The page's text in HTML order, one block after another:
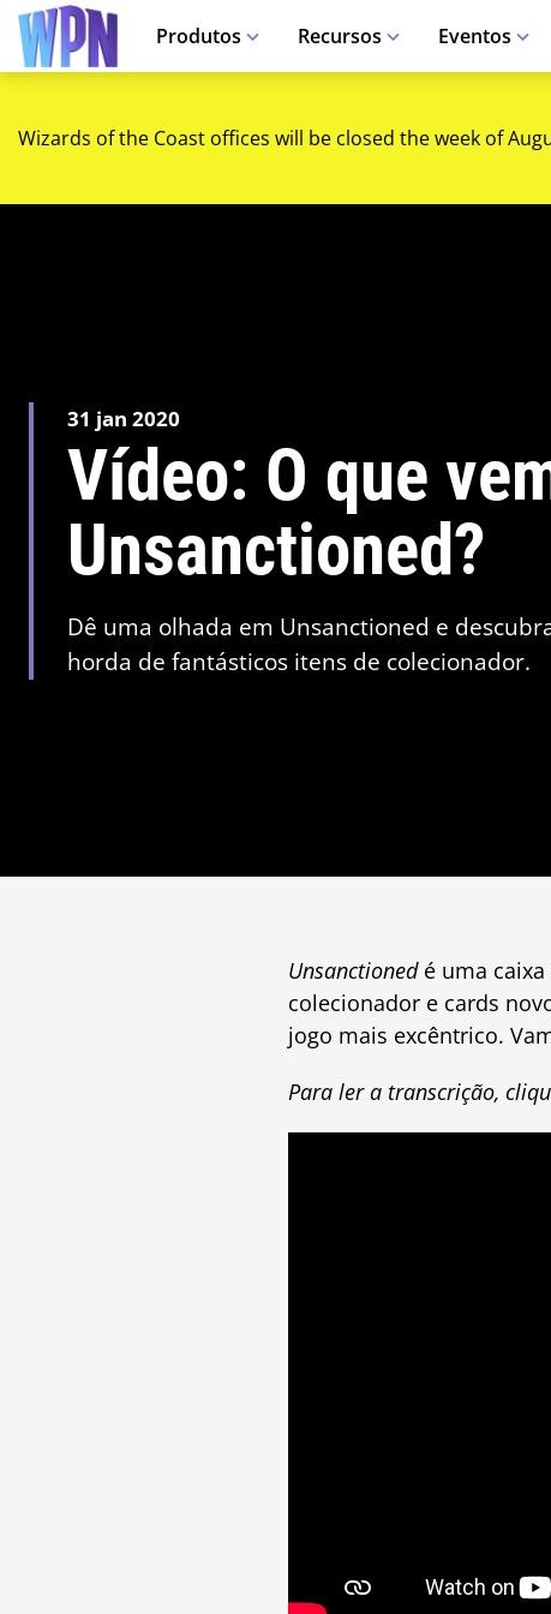
Produtos Recursos Eventos
Wizards of the Coast offices will be closed the week of
31 jan 2020
Vídeo: O que
Unsanctioned?
Dê uma olhada em Unsanctioned e
horda de fantásticos itens de colecionador.
Unsanctionedé uma caixa
colecionador e cards
jogo mais excêntrico.
Para ler a transcrição,